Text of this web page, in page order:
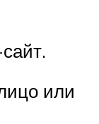
или